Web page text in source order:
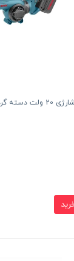
گردان 8627 رونیکس